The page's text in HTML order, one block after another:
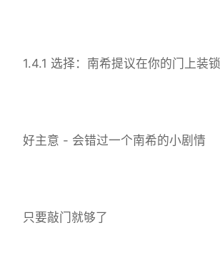
1.4.1 选择：南希提议在你的门上装锁
好主意 - 会错过一个南希的小剧情
只要敲门就够了